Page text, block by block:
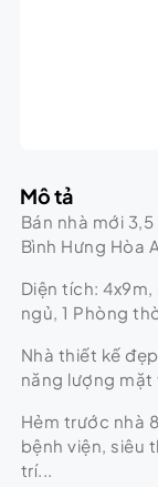
Mô tả
Bán nhà mới
Bình Hưng Hòa
Diện tích:
ngủ, 1 Phòng
Nhà thiết kế
năng lượng
Hẻm trước nhà
bệnh viện, siêu
trí...